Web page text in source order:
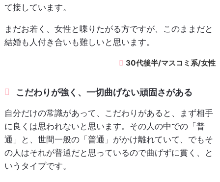
て接しています。
まだお若く、女性と喋りたがる方ですが、このままだと
結婚も人付き合いも難しいと思います。
30代後半/マスコミ系/女性
こだわりが強く、一切曲げない頑固さがある
自分だけの常識があって、こだわりがあると、まず相手
に良くは思われないと思います。その人の中での「普
通」と、世間一般の「普通」がかけ離れていて、でもそ
の人はそれが普通だと思っているので曲げずに貫く、と
いうタイプです。